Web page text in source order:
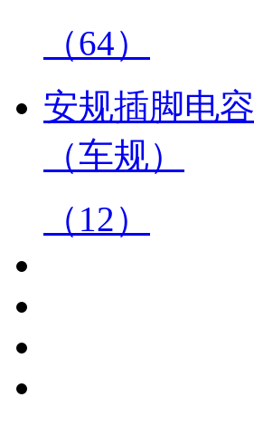
（64）
安规插脚电容
（车规）
（12）